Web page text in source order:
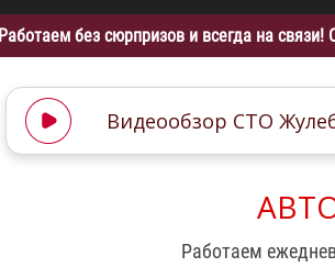
Работаем без сюрпризов и всегда на
Видеообзор СТО
Работаем